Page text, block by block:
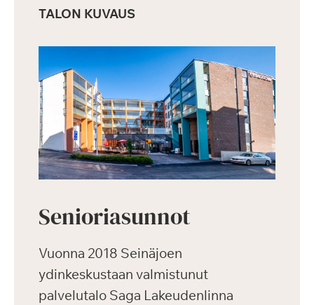
TALON KUVAUS
Senioriasunnot
Vuonna 2018 Seinäjoen
ydinkeskustaan valmistunut
palvelutalo Saga Lakeudenlinna